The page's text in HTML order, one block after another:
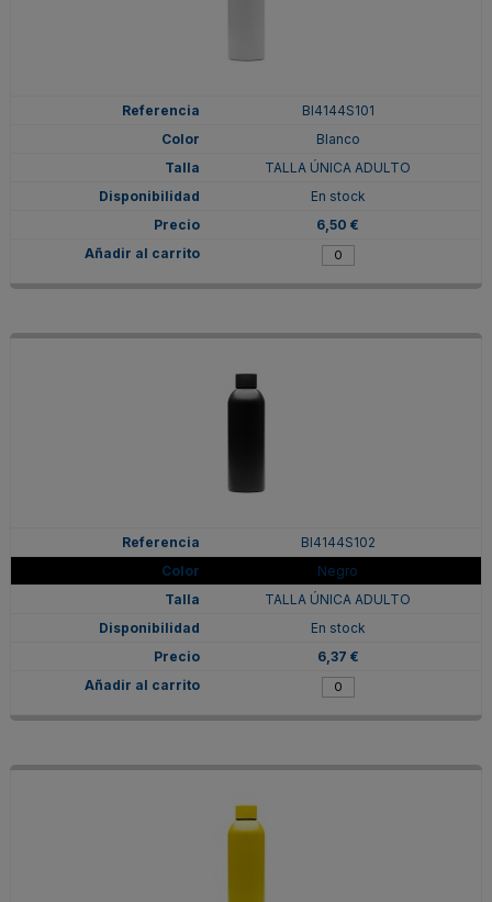
BI4144S101
Blanco
TALLA ÚNICA ADULTO
En stock
6,50 €
BI4144S102
Negro
TALLA ÚNICA ADULTO
En stock
6,37 €